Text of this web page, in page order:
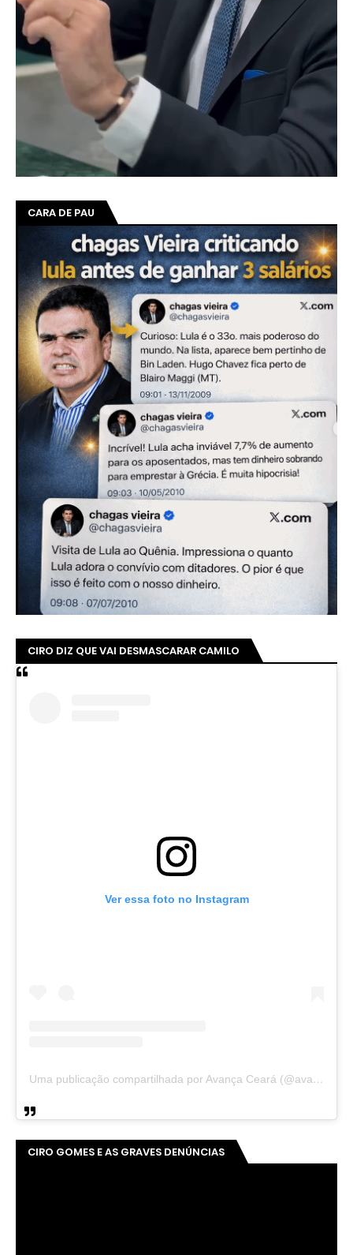
CARA DE PAU
CIRO DIZ QUE VAI DESMASCARAR CAMILO
Ver essa foto no Instagram
Uma publicação compartilhada por Avança Ceará (@avancaceara)
CIRO GOMES E AS GRAVES DENÚNCIAS